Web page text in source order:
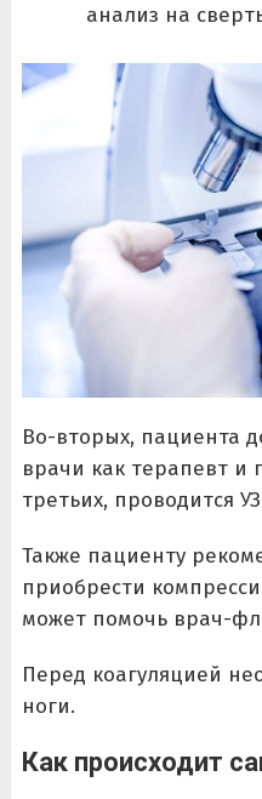
анализ на
Во-вторых, пациента
врачи как терапевт и
третьих, проводится
Также пациенту
приобрести
может помочь врач-
Перед коагуляцией
ноги.
Как происходит